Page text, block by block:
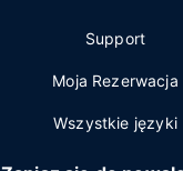
Support
Moja Rezerwacja
Wszystkie języki